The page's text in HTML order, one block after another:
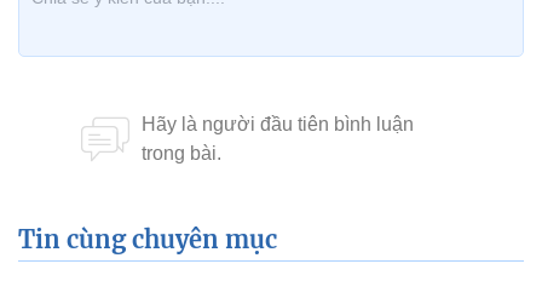
Tin cùng chuyên mục